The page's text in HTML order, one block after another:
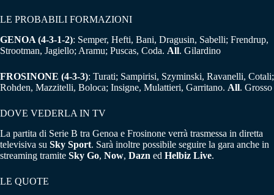
LE PROBABILI FORMAZIONI
GENOA (4-3-1-2): Semper, Hefti, Bani, Dragusin, Sabelli; Frendrup,
Strootman, Jagiello; Aramu; Puscas, Coda. All. Gilardino
FROSINONE (4-3-3): Turati; Sampirisi, Szyminski, Ravanelli, Cotali;
Rohden, Mazzitelli, Boloca; Insigne, Mulattieri, Garritano. All. Grosso
DOVE VEDERLA IN TV
La partita di Serie B tra Genoa e Frosinone verrà trasmessa in diretta
televisiva su Sky Sport. Sarà inoltre possibile seguire la gara anche in
streaming tramite Sky Go, Now, Dazn ed Helbiz Live.
LE QUOTE